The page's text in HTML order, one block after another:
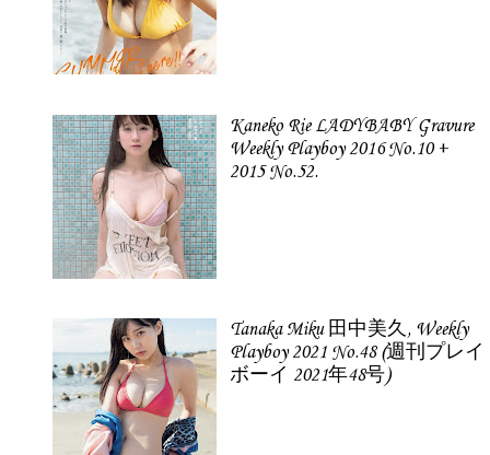
Kaneko Rie LADYBABY Gravure
Weekly Playboy 2016 No.10 +
2015 No.52.
Tanaka Miku 田中美久, Weekly
Playboy 2021 No.48 (週刊プレイ
ボーイ 2021年48号)